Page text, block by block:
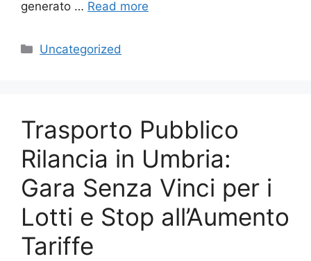
generato … Read more
Categories
Uncategorized
Trasporto Pubblico
Rilancia in Umbria:
Gara Senza Vinci per i
Lotti e Stop all’Aumento
Tariffe